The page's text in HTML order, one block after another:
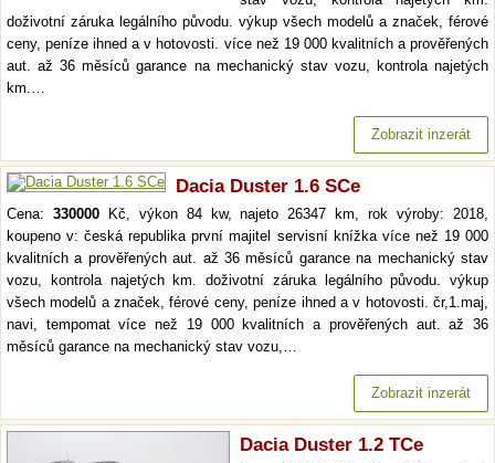
doživotní záruka legálního původu. výkup všech modelů a značek, férové
ceny, peníze ihned a v hotovosti. více než 19 000 kvalitních a prověřených
aut. až 36 měsíců garance na mechanický stav vozu, kontrola najetých
km.…
Zobrazit inzerát
Dacia Duster 1.6 SCe
Cena: 330000Kč, výkon 84 kw, najeto 26347 km, rok výroby: 2018,
koupeno v: česká republika první majitel servisní knížka více než 19 000
kvalitních a prověřených aut. až 36 měsíců garance na mechanický stav
vozu, kontrola najetých km. doživotní záruka legálního původu. výkup
všech modelů a značek, férové ceny, peníze ihned a v hotovosti. čr,1.maj,
navi, tempomat více než 19 000 kvalitních a prověřených aut. až 36
měsíců garance na mechanický stav vozu,…
Zobrazit inzerát
Dacia Duster 1.2 TCe